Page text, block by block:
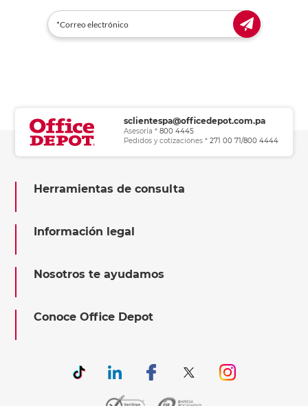
sclientespa@officedepot.com.pa
Asesoría * 800 4445
Pedidos y cotizaciones * 271 00 71/800 4444
Herramientas de consulta
Información legal
Nosotros te ayudamos
Conoce Office Depot